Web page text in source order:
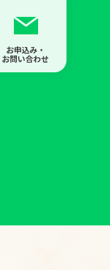
お申込み・
お問い合わせ